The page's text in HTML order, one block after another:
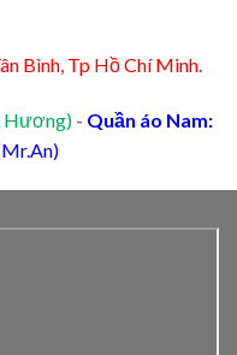
Bình, Tp Hồ Chí Minh.
Hương) - Quần áo Nam: